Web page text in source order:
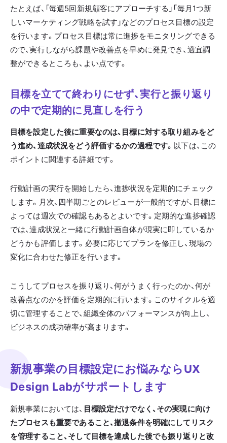
たとえば、「毎週5回新規顧客にアプローチする」「毎月1つ新
しいマーケティング戦略を試す」などのプロセス目標の設定
を行います。プロセス目標は常に進捗をモニタリングできる
ので、実行しながら課題や改善点を早めに発見でき、適宜調
整ができるところも、よい点です。
目標を立てて終わりにせず、実行と振り返り
の中で定期的に見直しを行う
目標を設定した後に重要なのは、目標に対する取り組みをど
う進め、達成状況をどう評価するかの過程です。 以下は、この
ポイントに関連する詳細です。
行動計画の実行を開始したら、進捗状況を定期的にチェック
します。月次、四半期ごとのレビューが一般的ですが、目標に
よっては週次での確認もあるとよいです。定期的な進捗確認
では、達成状況と一緒に行動計画自体が現実に即しているか
どうかも評価します。必要に応じてプランを修正し、現場の
変化に合わせた修正を行います。
こうしてプロセスを振り返り、何がうまく行ったのか、何が
改善点なのかを評価を定期的に行います。このサイクルを適
切に管理することで、組織全体のパフォーマンスが向上し、
ビジネスの成功確率が高まります。
新規事業の目標設定にお悩みならUX
Design Labがサポートします
新規事業においては、 目標設定だけでなく、その実現に向け
たプロセスも重要であること、撤退条件を明確にしてリスク
を管理すること、そして目標を達成した後でも振り返りと改